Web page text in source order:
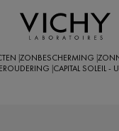
ZONBESCHERMING
CAPITAL SOLEIL -